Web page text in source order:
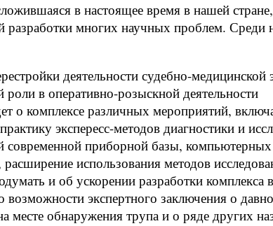
в настоящее время в нашей
разработки многих научных проблем. Среди
деятельности судебно-медицинской
в оперативно-розыскной деятельности
о комплексе различных мероприятий,
экспересс-методов диагностики и
современной приборной базы,
использования методов
и об ускорении разработки комплекса
экспертного заключения о
месте обнаружения трупа и о ряде других